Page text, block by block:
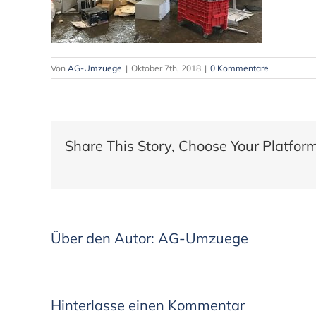
Von AG-Umzuege | Oktober 7th, 2018 | 0 Kommentare
Share This Story, Choose Your
Über den Autor: AG-Umzuege
Hinterlasse einen Kommentar